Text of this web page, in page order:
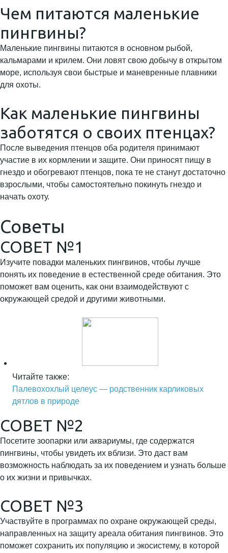
Чем питаются маленькие
пингвины?
Маленькие пингвины питаются в основном рыбой,
кальмарами и крилем. Они ловят свою добычу в открытом
море, используя свои быстрые и маневренные плавники
для охоты.
Как маленькие пингвины
заботятся о своих птенцах?
После выведения птенцов оба родителя принимают
участие в их кормлении и защите. Они приносят пищу в
гнездо и обогревают птенцов, пока те не станут достаточно
взрослыми, чтобы самостоятельно покинуть гнездо и
начать охоту.
Советы
СОВЕТ №1
Изучите повадки маленьких пингвинов, чтобы лучше
понять их поведение в естественной среде обитания. Это
поможет вам оценить, как они взаимодействуют с
окружающей средой и другими животными.
Читайте также:
Палевохохлый целеус — родственник карликовых
дятлов в природе
СОВЕТ №2
Посетите зоопарки или аквариумы, где содержатся
пингвины, чтобы увидеть их вблизи. Это даст вам
возможность наблюдать за их поведением и узнать больше
о их жизни и привычках.
СОВЕТ №3
Участвуйте в программах по охране окружающей среды,
направленных на защиту ареала обитания пингвинов. Это
поможет сохранить их популяцию и экосистему, в которой